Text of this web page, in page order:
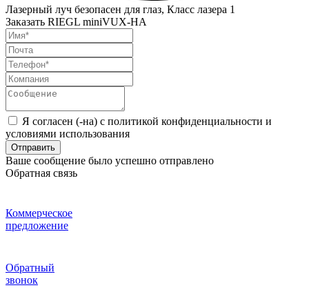
Лазерный луч безопасен для глаз, Класс лазера 1
Заказать RIEGL miniVUX-HA
Я согласен (-на) с политикой конфиденциальности и
условиями использования
Отправить
Ваше сообщение было успешно отправлено
Обратная связь
Коммерческое
предложение
Обратный
звонок